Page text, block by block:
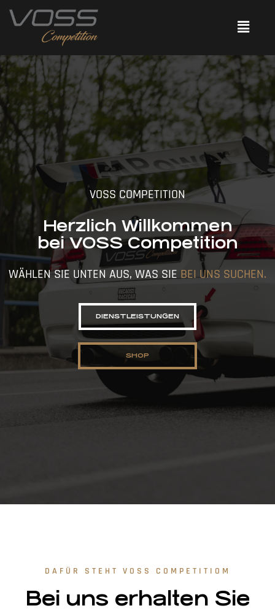
VOSS COMPETITION
Herzlich Willkommen
bei VOSS Competition
WÄHLEN SIE UNTEN AUS, WAS SIEBEI UNS SUCHEN.
DIENSTLEISTUNGEN
SHOP
DAFÜR STEHT VOSS COMPETITIOM
Bei uns erhalten Sie